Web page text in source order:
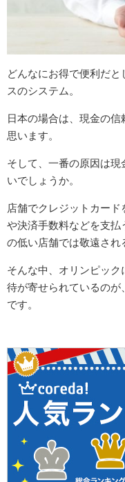
どんなにお得で便利だ
スのシステム。
日本の場合は、現金の
思います。
そして、一番の原因は
いでしょうか。
店舗でクレジットカー
や決済手数料などを支
の低い店舗では敬遠され
そんな中、オリンピッ
待が寄せられているのが
です。